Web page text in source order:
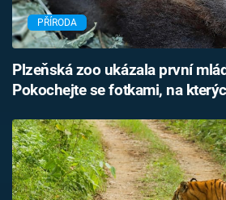
PŘÍRODA
Plzeňská zoo ukázala první
Pokochejte se fotkami, na